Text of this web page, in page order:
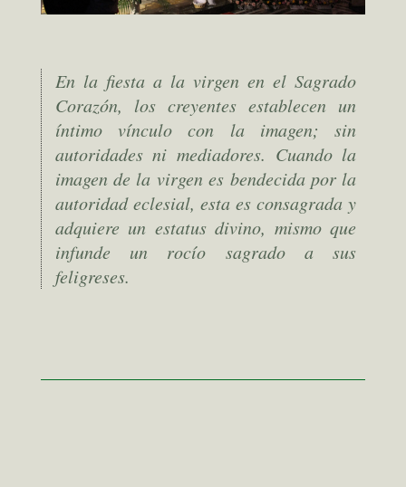
En la fiesta a la virgen en el Sagrado
Corazón, los creyentes establecen un
íntimo vínculo con la imagen; sin
autoridades ni mediadores. Cuando la
imagen de la virgen es bendecida por la
autoridad eclesial, esta es consagrada y
adquiere un estatus divino, mismo que
infunde un rocío sagrado a sus
feligreses.